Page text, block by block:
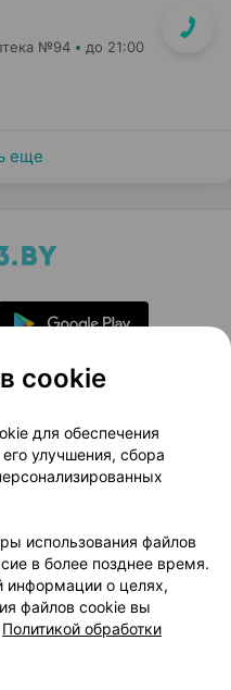
№94 до 21:00
еще
проекта
маркетинг
Доставка
Партнеры
103.by
Cookie
cookie
для обеспечения
улучшения, сбора
использования файлов
в более позднее время.
информации о целях,
файлов cookie вы
Политикой обработки